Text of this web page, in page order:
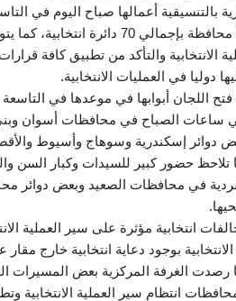
بالتنسيقية أعمالها صباح اليوم في
أعمالها، حيث تجرى الانتخابات في 14
الانتخابية والتأكد من تطبيق كافة
دوليا في العمليات الانتخابية.
اللجان أبوابها في موعدها في
الصباح في محافظات أسوان وبني
دوائر إسكندرية وسوهاج وأسيوط
تلاحظ حضور كبير للسيدات وكبار السن
في محافظات الصعيد وبعض دوائر
انتخابية مؤثرة على سير العملية
بوجود دعاية انتخابية خارج
رصدت الغرفة المركزية بعض المسيرات
انتظام سير العملية الانتخابية